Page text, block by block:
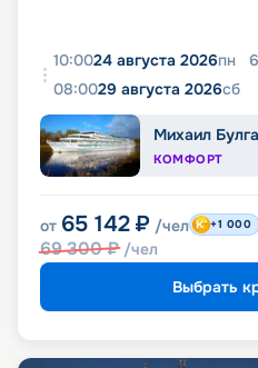
10:0024 августа 2026пн 6
08:0029 августа 2026сб
Михаил
КОМФОРТ
от 65 142 ₽ /чел
69 300₽ /чел
+1 000
Выбрать